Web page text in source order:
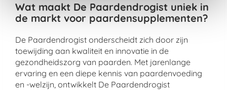
Wat maakt De Paardendrogist uniek in
de markt voor paardensupplementen?
De Paardendrogist onderscheidt zich door zijn
toewijding aan kwaliteit en innovatie in de
gezondheidszorg van paarden. Met jarenlange
ervaring en een diepe kennis van paardenvoeding
en -welzijn, ontwikkelt De Paardendrogist